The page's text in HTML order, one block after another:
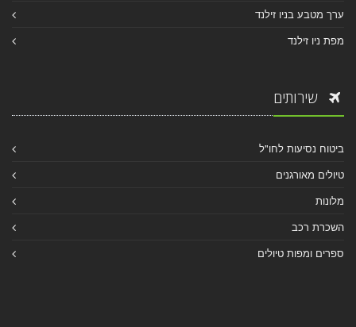
ערך מטבע בניו זילנד
מפת ניו זילנד
שירותים
ביטוח נסיעות לחו"ל
טיולים מאורגנים
מלונות
השכרת רכב
ספרים ומפות טיולים